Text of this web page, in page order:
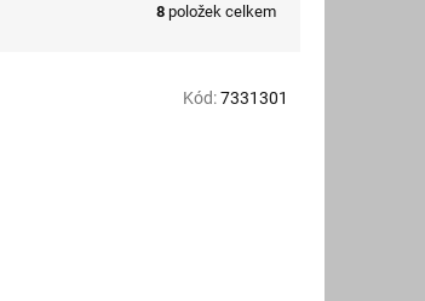
8 položek celkem
Kód:7331301